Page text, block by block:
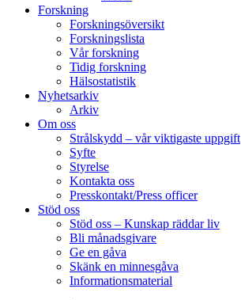
Forskning
Forskningsöversikt
Forskningslista
Vår forskning
Tidig forskning
Hälsostatistik
Nyhetsarkiv
Arkiv
Om oss
Strålskydd – vår viktigaste uppgift
Syfte
Styrelse
Kontakta oss
Presskontakt/Press officer
Stöd oss
Stöd oss – Kunskap räddar liv
Bli månadsgivare
Ge en gåva
Skänk en minnesgåva
Informationsmaterial